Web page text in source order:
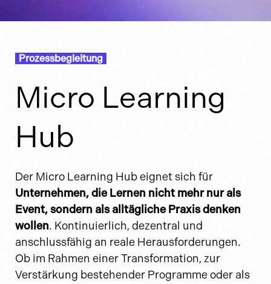
Prozessbegleitung
Micro Learning
Hub
Der Micro Learning Hub eignet sich für
Unternehmen, die Lernen nicht mehr nur als
Event, sondern als alltägliche Praxis denken
wollen. Kontinuierlich, dezentral und
anschlussfähig an reale Herausforderungen.
Ob im Rahmen einer Transformation, zur
Verstärkung bestehender Programme oder als